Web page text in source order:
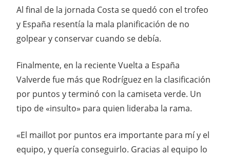
Al final de la jornada Costa se quedó con el trofeo
y España resentía la mala planificación de no
golpear y conservar cuando se debía.
Finalmente, en la reciente Vuelta a España
Valverde fue más que Rodríguez en la clasificación
por puntos y terminó con la camiseta verde. Un
tipo de «insulto» para quien lideraba la rama.
«El maillot por puntos era importante para mí y el
equipo, y quería conseguirlo. Gracias al equipo lo